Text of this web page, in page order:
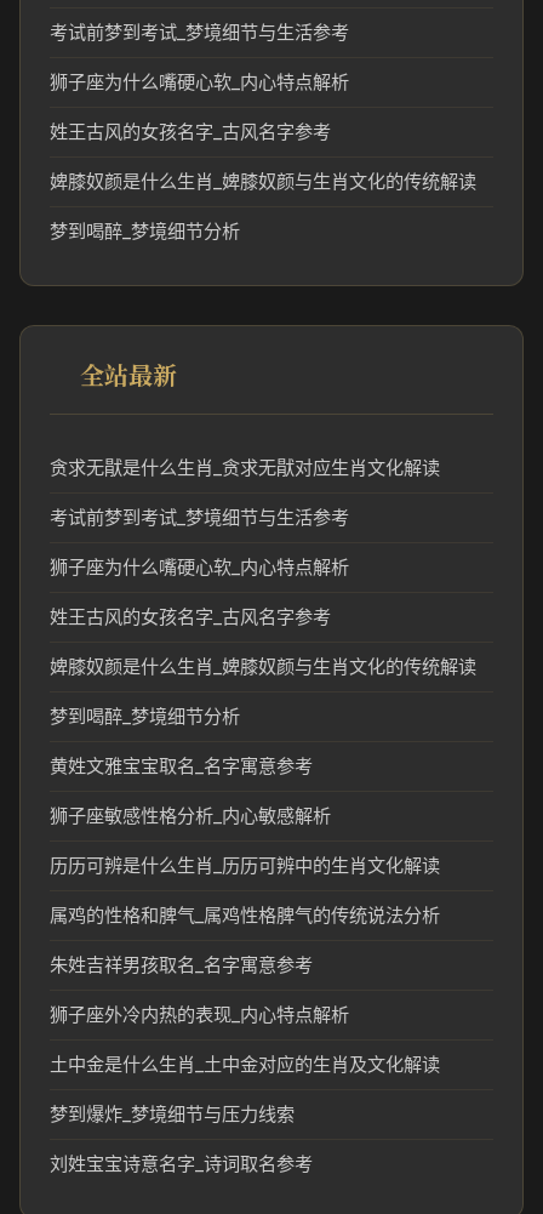
考试前梦到考试_梦境细节与生活参考
狮子座为什么嘴硬心软_内心特点解析
姓王古风的女孩名字_古风名字参考
婢膝奴颜是什么生肖_婢膝奴颜与生肖文化的传统解读
梦到喝醉_梦境细节分析
全站最新
贪求无猒是什么生肖_贪求无猒对应生肖文化解读
考试前梦到考试_梦境细节与生活参考
狮子座为什么嘴硬心软_内心特点解析
姓王古风的女孩名字_古风名字参考
婢膝奴颜是什么生肖_婢膝奴颜与生肖文化的传统解读
梦到喝醉_梦境细节分析
黄姓文雅宝宝取名_名字寓意参考
狮子座敏感性格分析_内心敏感解析
历历可辨是什么生肖_历历可辨中的生肖文化解读
属鸡的性格和脾气_属鸡性格脾气的传统说法分析
朱姓吉祥男孩取名_名字寓意参考
狮子座外冷内热的表现_内心特点解析
土中金是什么生肖_土中金对应的生肖及文化解读
梦到爆炸_梦境细节与压力线索
刘姓宝宝诗意名字_诗词取名参考